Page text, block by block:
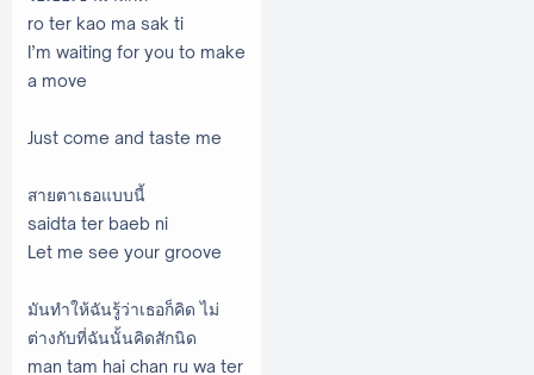
ro ter kao ma sak ti
I’m waiting for you to make
a move
Just come and taste me
สายตาเธอแบบนี้
saidta ter baeb ni
Let me see your groove
มันทำให้ฉันรู้ว่าเธอก็คิด ไม่
ต่างกับที่ฉันนั้นคิดสักนิด
man tam hai chan ru wa ter